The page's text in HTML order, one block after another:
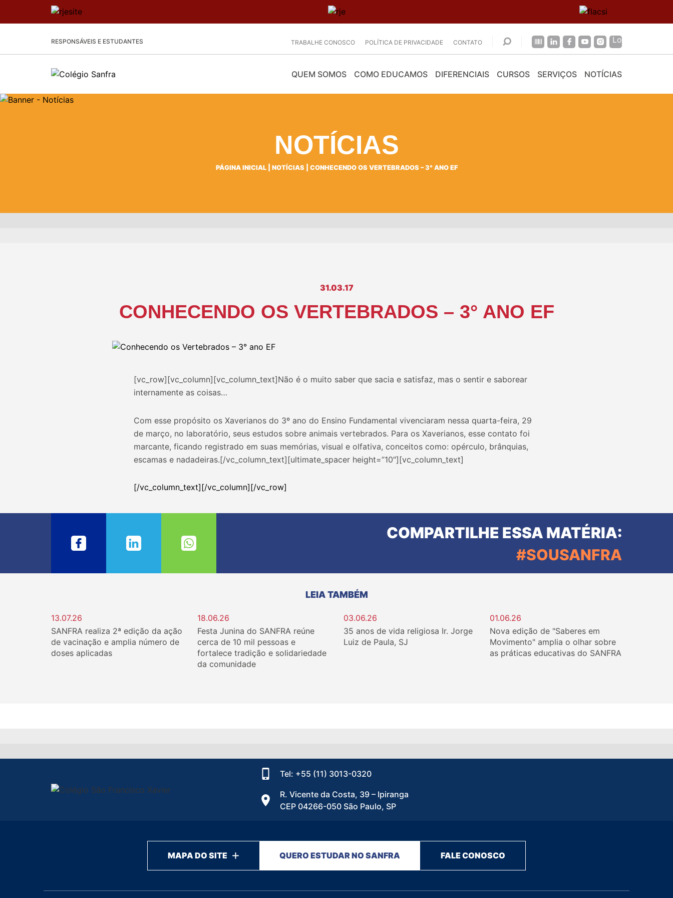
RESPONSÁVEIS E ESTUDANTES TRABALHE CONOSCO POLÍTICA DE PRIVACIDADE CONTATO
QUEM SOMOS COMO EDUCAMOS DIFERENCIAIS CURSOS SERVIÇOS NOTÍCIAS
NOTÍCIAS
PÁGINA INICIAL| NOTÍCIAS CONHECENDO OS VERTEBRADOS – 3° ANO EF
31.03.17
CONHECENDO OS VERTEBRADOS – 3° ANO EF
[vc_row][vc_column][vc_column_text]Não é o muito saber que sacia e satisfaz, mas o sentir e saborear
internamente as coisas…
Com esse propósito os Xaverianos do 3º ano do Ensino Fundamental vivenciaram nessa quarta-feira, 29
de março, no laboratório, seus estudos sobre animais vertebrados. Para os Xaverianos, esse contato foi
marcante, ficando registrado em suas memórias, visual e olfativa, conceitos como: opérculo, brânquias,
escamas e nadadeiras.[/vc_column_text][ultimate_spacer height=”10″][vc_column_text]
[/vc_column_text][/vc_column][/vc_row]
COMPARTILHE ESSA MATÉRIA:
#SOUSANFRA
LEIA TAMBÉM
13.07.26
SANFRA realiza 2ª edição da ação
de vacinação e amplia número de
doses aplicadas
18.06.26
Festa Junina do SANFRA reúne
cerca de 10 mil pessoas e
fortalece tradição e solidariedade
da comunidade
03.06.26
35 anos de vida religiosa Ir. Jorge
Luiz de Paula, SJ
01.06.26
Nova edição de "Saberes em
Movimento" amplia o olhar sobre
as práticas educativas do SANFRA
Tel: +55 (11) 3013-0320
R. Vicente da Costa, 39 – Ipiranga
CEP 04266-050 São Paulo, SP
MAPA DO SITE QUERO ESTUDAR NO SANFRA FALE CONOSCO